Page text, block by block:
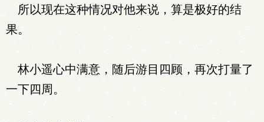
所以现在这种情况对他来说，算是极好的结
果。
林小遥心中满意，随后游目四顾，再次打量了
一下四周。